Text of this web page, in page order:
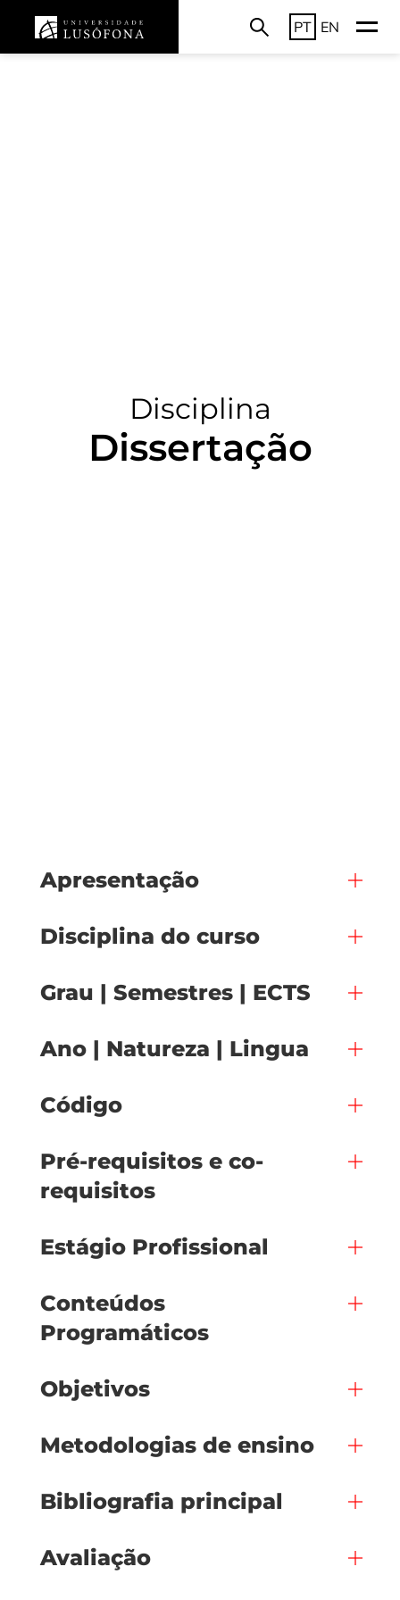
PT EN
Disciplina
Dissertação
Apresentação
Disciplina do curso
Grau | Semestres | ECTS
Ano | Natureza | Lingua
Código
Pré-requisitos e co-
requisitos
Estágio Profissional
Conteúdos
Programáticos
Objetivos
Metodologias de ensino
Bibliografia principal
Avaliação